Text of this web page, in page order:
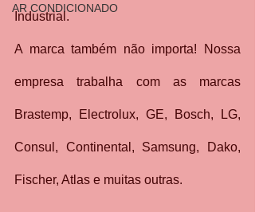
AR CONDICIONADO
Industrial.
A marca também não importa! Nossa
empresa trabalha com as marcas
Brastemp, Electrolux, GE, Bosch, LG,
Consul, Continental, Samsung, Dako,
Fischer, Atlas e muitas outras.